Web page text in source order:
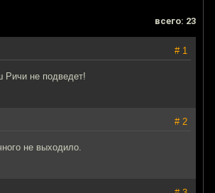
всего: 23
# 1
Ричи не подведет!
# 2
не выходило.